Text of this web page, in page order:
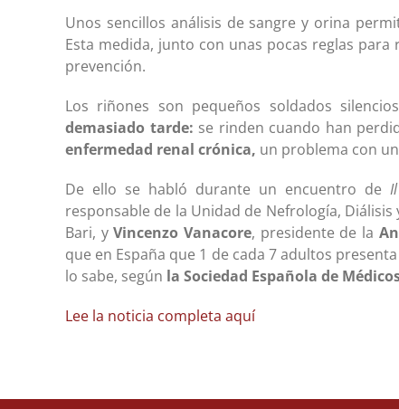
Unos sencillos análisis de sangre y orina
Esta medida, junto con unas pocas reglas
prevención.
Los riñones son pequeños soldados
demasiado tarde: se rinden cuando han
enfermedad renal crónica, un problema con
De ello se habló durante un encuentro de
responsable de la Unidad de Nefrología,
Bari, yVincenzo Vanacore, presidente de la
que en España que 1 de cada 7 adultos
lo sabe, según la Sociedad Española de
Lee la noticia completa aquí